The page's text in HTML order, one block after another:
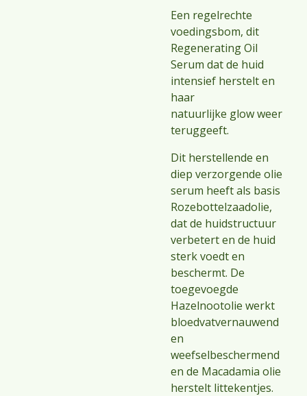
Een regelrechte
voedingsbom, dit
Regenerating Oil
Serum dat de huid
intensief herstelt en
haar
natuurlijke glowweer
teruggeeft.
Dit herstellende en
diep verzorgende olie
serum heeft als basis
Rozebottelzaadolie,
dat de huidstructuur
verbetert en de huid
sterk voedt en
beschermt. De
toegevoegde
Hazelnootolie werkt
bloedvatvernauwend
en
weefselbeschermend
en de Macadamia olie
herstelt littekentjes.